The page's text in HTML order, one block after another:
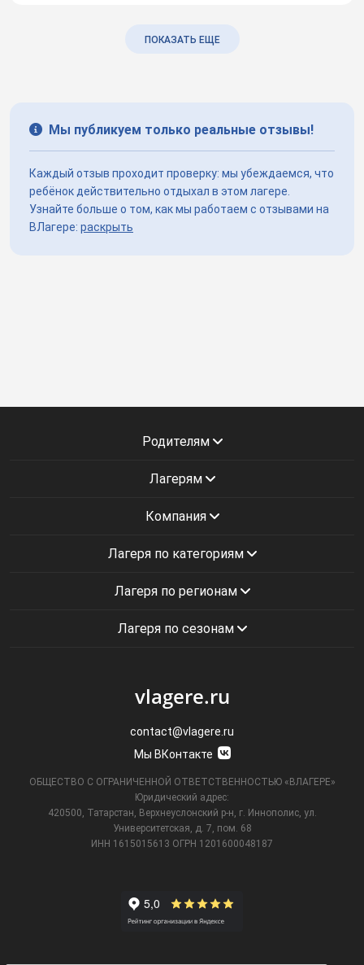
ПОКАЗАТЬ ЕЩЕ
Мы публикуем только реальные отзывы!
Каждый отзыв проходит проверку: мы убеждаемся, что
ребёнок действительно отдыхал в этом лагере.
Узнайте больше о том, как мы работаем с отзывами на
ВЛагере: раскрыть
Родителям
Лагерям
Компания
Лагеря по категориям
Лагеря по регионам
Лагеря по сезонам
vlagere.ru
contact@vlagere.ru
Мы ВКонтакте
ОБЩЕСТВО С ОГРАНИЧЕННОЙ ОТВЕТСТВЕННОСТЬЮ «ВЛАГЕРЕ»
Юридический адрес:
420500, Татарстан, Верхнеуслонский р-н, г. Иннополис, ул.
Университетская,
д. 7, пом. 68
ИНН 1615015613 ОГРН 1201600048187